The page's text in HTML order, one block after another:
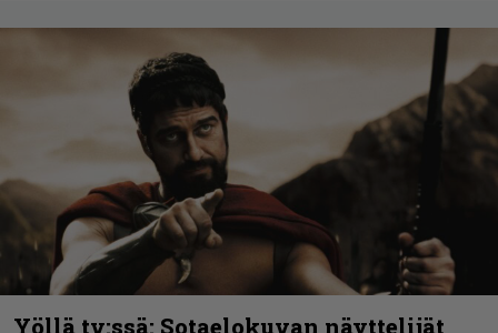
Yöllä tv:ssä: Sotaelokuvan näyttelijät